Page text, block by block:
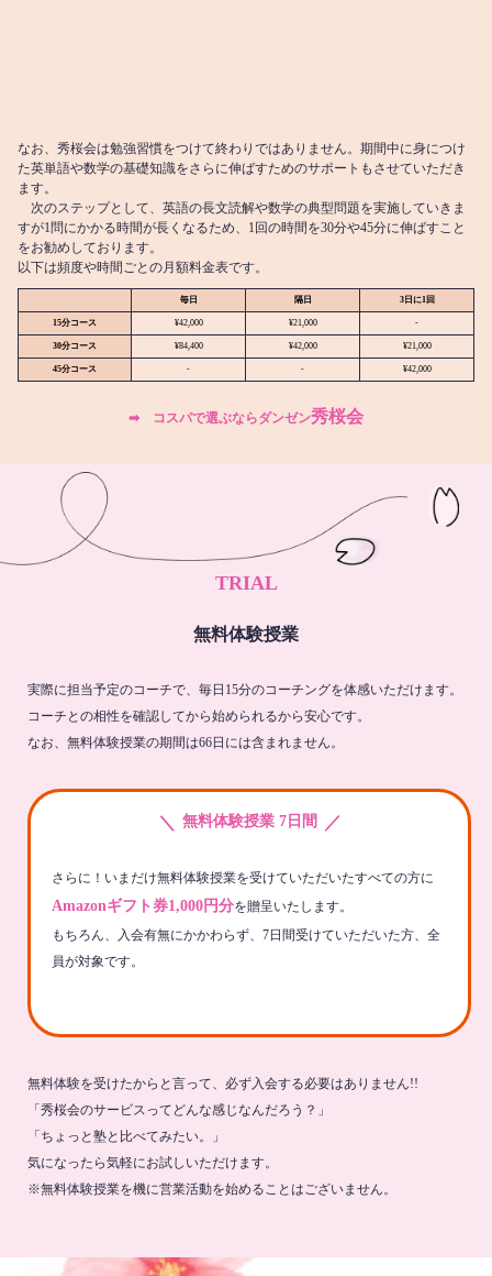
なお、秀桜会は勉強習慣をつけて終わりではありません。期間中に身につけ
た英単語や数学の基礎知識をさらに伸ばすためのサポートもさせていただき
ます。
次のステップとして、英語の長文読解や数学の典型問題を実施していきま
すが1問にかかる時間が長くなるため、1回の時間を30分や45分に伸ばすこと
をお勧めしております。
以下は頻度や時間ごとの月額料金表です。
毎日 隔日 3日に1回
15分コース ¥42,000 ¥21,000 -
30分コース ¥84,400 ¥42,000 ¥21,000
45分コース - - ¥42,000
➡︎ コスパで選ぶならダンゼン秀桜会
TRIAL
無料体験授業
実際に担当予定のコーチで、毎日15分のコーチングを体感いただけます。
コーチとの相性を確認してから始められるから安心です。
なお、無料体験授業の期間は66日には含まれません。
＼ 無料体験授業 7日間 ／
さらに！いまだけ無料体験授業を受けていただいたすべての方に
Amazonギフト券1,000円分を贈呈いたします。
もちろん、入会有無にかかわらず、7日間受けていただいた方、全
員が対象です。
無料体験を受けたからと言って、必ず入会する必要はありません!!
「秀桜会のサービスってどんな感じなんだろう？」
「ちょっと塾と比べてみたい。」
気になったら気軽にお試しいただけます。
※無料体験授業を機に営業活動を始めることはございません。